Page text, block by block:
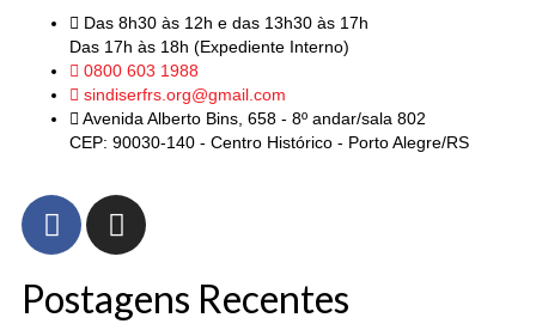
Das 8h30 às 12h e das 13h30 às 17h
Das 17h às 18h (Expediente Interno)
0800 603 1988
sindiserfrs.org@gmail.com
Avenida Alberto Bins, 658 - 8º andar/sala 802
CEP: 90030-140 - Centro Histórico - Porto Alegre/RS
Postagens Recentes